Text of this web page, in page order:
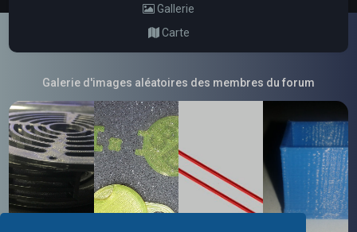
Gallerie
Carte
Galerie d'images aléatoires des membres du forum